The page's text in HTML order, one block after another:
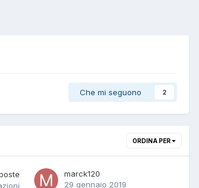
Che mi seguono 2
ORDINA PER
marck120
29 gennaio 2019